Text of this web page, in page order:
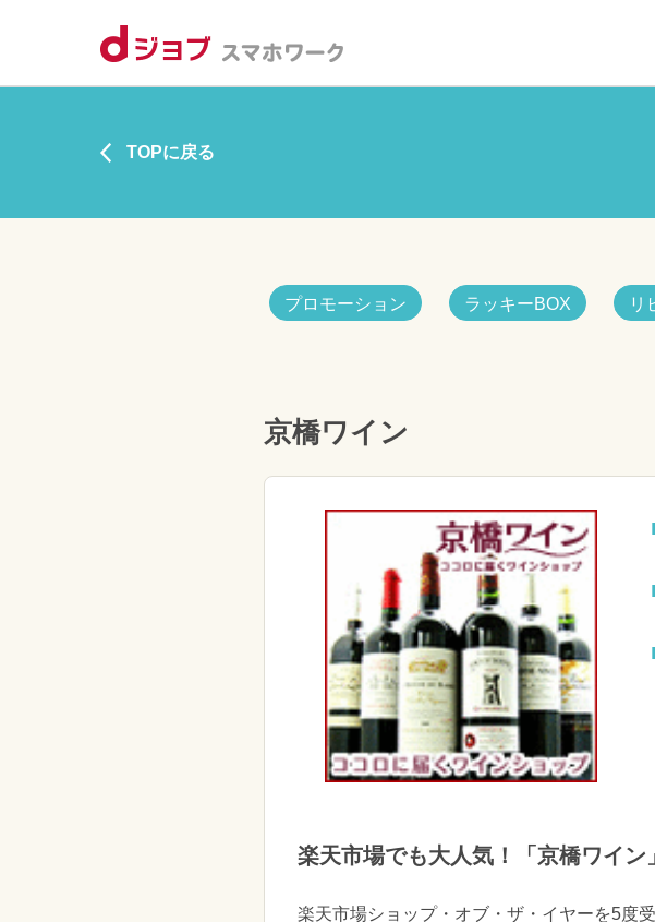
TOPに戻る
プロモーション ラッキーBOX リ
京橋ワイン
楽天市場でも大人気！「京橋ワイン」
楽天市場ショップ・オブ・ザ・イヤーを5度受